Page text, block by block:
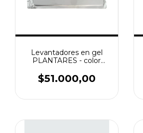
Levantadores en gel
PLANTARES - color
$51.000,00